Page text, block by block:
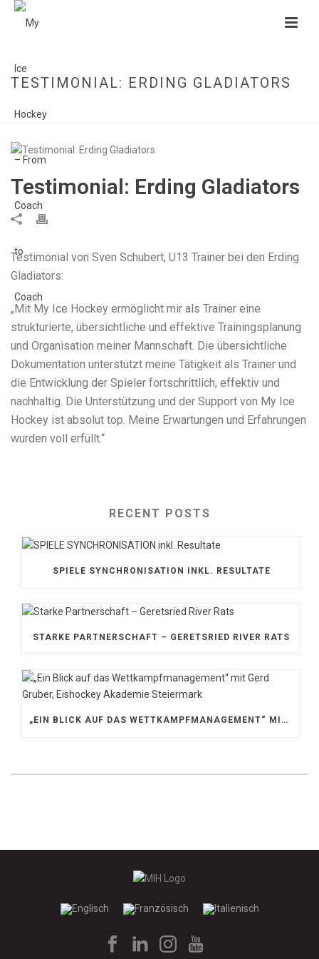
TESTIMONIAL: ERDING GLADIATORS
Testimonial: Erding Gladiators
Testimonial von Sven Schubert, U13 Trainer bei den Erding
Gladiators:
„Mit My Ice Hockey ermöglicht mir als Trainer eine
strukturierte, übersichtliche und effektive Trainingsplanung
und Organisation meiner Mannschaft. Die übersichtliche
Dokumentation unterstützt meine Tätigkeit als Trainer und
die Entwicklung der Spieler fortschrittlich, effektiv und
nachhaltig. Die Unterstützung und der Support von My Ice
Hockey ist absolut top. Meine Erwartungen und Erfahrungen
wurden voll erfüllt.“
RECENT POSTS
SPIELE SYNCHRONISATION INKL. RESULTATE
STARKE PARTNERSCHAFT – GERETSRIED RIVER RATS
„EIN BLICK AUF DAS WETTKAMPFMANAGEMENT“ MIT GERD GRUBER, EISHOCKEY AKADEMIE STEIERMARK